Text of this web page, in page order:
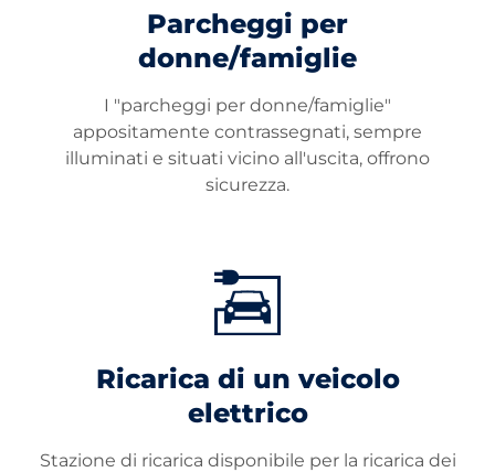
Parcheggi per
donne/famiglie
I "parcheggi per donne/famiglie"
appositamente contrassegnati, sempre
illuminati e situati vicino all'uscita, offrono
sicurezza.
Ricarica di un veicolo
elettrico
Stazione di ricarica disponibile per la ricarica dei